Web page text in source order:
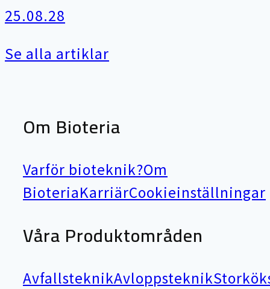
25.08.28
Se alla artiklar
Om Bioteria
Varför bioteknik?Om
BioteriaKarriärCookieinställningar
Våra Produktområden
AvfallsteknikAvloppsteknik